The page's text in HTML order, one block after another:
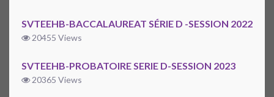
SVTEEHB-BACCALAUREAT SÉRIE D -SESSION 2022
20455 Views
SVTEEHB-PROBATOIRE SERIE D-SESSION 2023
20365 Views